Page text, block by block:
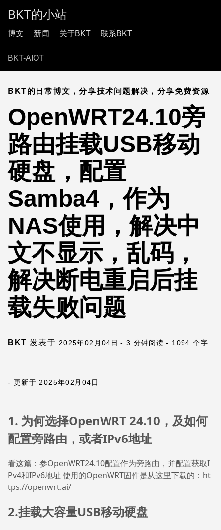
BKT的小站
博文 新闻 关于BKT 联系BKT
BKT-AIOT
BKT的日常博文，分享技术问题解决，分享免费资源
OpenWRT24.10旁
路由挂载USB移动
硬盘，配置
Samba4，作为
NAS使用，解决中
文不显示，乱码，
解决断电重启后挂
载失败问题
BKT 发表于 2025年02月04日 - 3 分钟阅读 - 1094 个字
- 更新于 2025年02月04日
1. 为何选择OpenWRT 24.10，及如何
配置旁路由，或者IPv6地址
看这篇：参OpenWRT24.10配置作为旁路由，并配置获取I
Pv4和IPv6地址 使用的OpenWRT固件是从这里下载的：ht
tps://openwrt.ai/
2.挂载大容量USB移动硬盘